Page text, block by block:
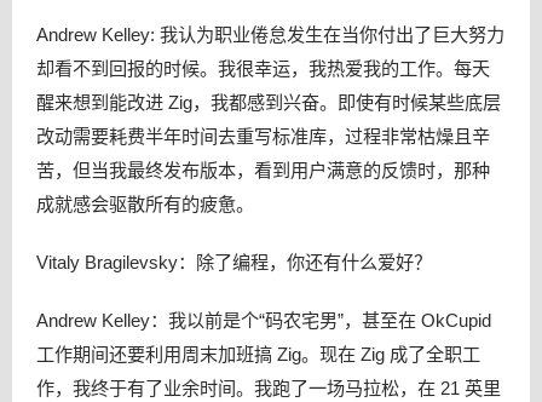
Andrew Kelley: 我认为职业倦怠发生在当你付出了巨大努力
却看不到回报的时候。我很幸运，我热爱我的工作。每天
醒来想到能改进 Zig，我都感到兴奋。即使有时候某些底层
改动需要耗费半年时间去重写标准库，过程非常枯燥且辛
苦，但当我最终发布版本，看到用户满意的反馈时，那种
成就感会驱散所有的疲惫。
Vitaly Bragilevsky：除了编程，你还有什么爱好？
Andrew Kelley：我以前是个“码农宅男”，甚至在 OkCupid
工作期间还要利用周末加班搞 Zig。现在 Zig 成了全职工
作，我终于有了业余时间。我跑了一场马拉松，在 21 英里